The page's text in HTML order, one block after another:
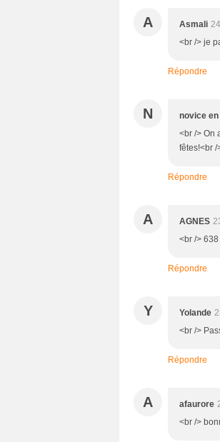
A Asmali
<br /> je
Répondre
N novice
<br /> On
fêtes!<br /
Répondre
A AGNES
<br />
Répondre
Y Yolande
<br />
Répondre
A afaurore
<br />